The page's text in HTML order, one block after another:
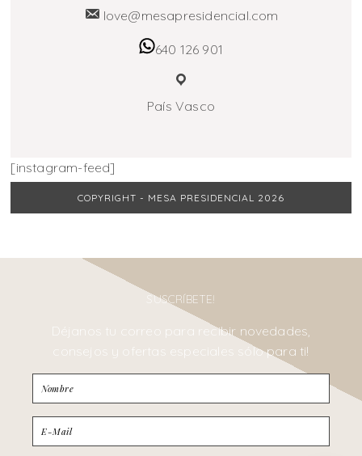
love@mesapresidencial.com
640 126 901
País Vasco
[instagram-feed]
COPYRIGHT - MESA PRESIDENCIAL 2026
SUSCRÍBETE!
Déjanos tu correo para recibir novedades,
consejos y ofertas especiales sólo para ti!